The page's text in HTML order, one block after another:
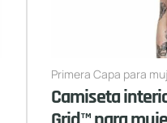
Primera Capa para
Camiseta